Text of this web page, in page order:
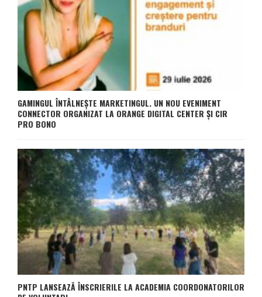
GAMINGUL ÎNTÂLNEȘTE MARKETINGUL. UN NOU EVENIMENT
CONNECTOR ORGANIZAT LA ORANGE DIGITAL CENTER ȘI CIR
PRO BONO
PNTP LANSEAZĂ ÎNSCRIERILE LA ACADEMIA COORDONATORILOR